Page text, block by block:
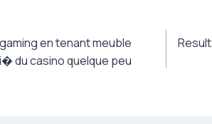
en tenant meuble
du casino quelque peu